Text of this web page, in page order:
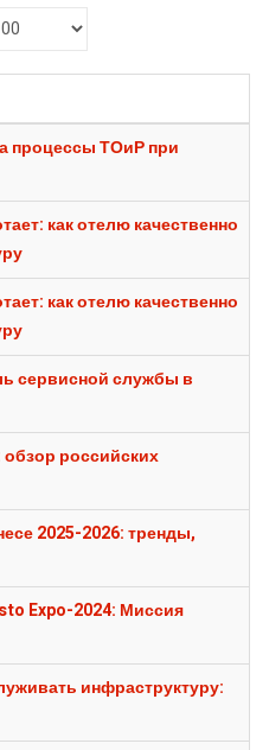
процессы ТОиР при
как отелю качественно
как отелю качественно
сервисной службы в
обзор российских
2025-2026: тренды,
Expo-2024: Миссия
инфраструктуру: